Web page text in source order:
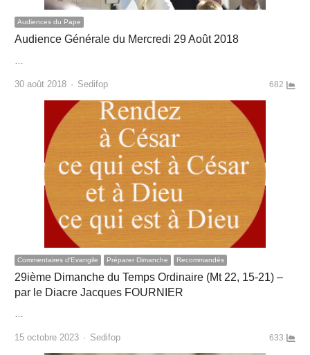
Audiences du Pape
Audience Générale du Mercredi 29 Août 2018
30 août 2018 Author
Sedifop 682
Commentaires d'Evangile Préparer Dimanche Recommandés
29ième Dimanche du Temps Ordinaire (Mt 22, 15-21) –
par le Diacre Jacques FOURNIER
15 octobre 2023 Author
Sedifop 633